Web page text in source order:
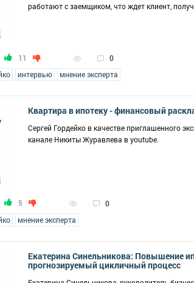
работают с заемщиком, что ждет клиент,
11 0
интервью мнение эксперта
Квартира в ипотеку - финансовый
Сергей Гордейко в качестве приглашенного
канале Никиты Журавлева в youtube.
5 0
мнение эксперта
Екатерина Синельникова: Повышение
прогнозируемый цикличный процесс